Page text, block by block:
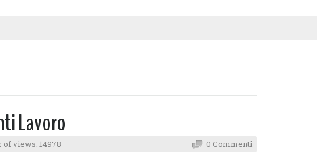
Lavoro
of views: 14978 0 Commenti